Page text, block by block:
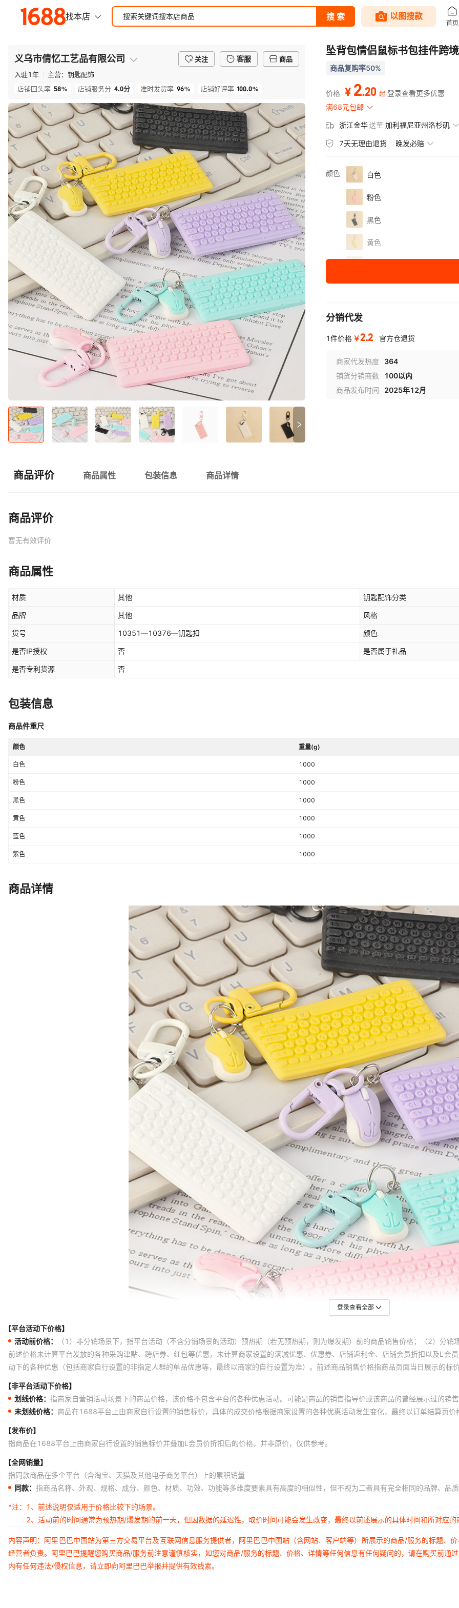
义乌市倩忆工艺品有限公司 关注 客服
商品
入驻1年 主营： 钥匙配饰
店铺回头率 58% 店铺服务分 4.0分 准时发货率 96% 店铺好评率 100.0%
坠背包情侣鼠标书包挂件跨
商品复购率50%
价格 ¥ 2.20 起 登录查看更多优惠
满68元包邮
浙江金华送至 加利福尼亚州洛杉矶
7天无理由退货 晚发必赔
颜色 白色
粉色
黑色
黄色
分销代发
1件价格 ￥2.2 官方仓退货
商家代发热度
364
铺货分销商数
100以内
商品发布时间
2025年12月
商品评价 商品属性 包装信息 商品详情
商品评价
暂无有效评价
商品属性
材质 其他 钥匙配饰分类
品牌 其他 风格
货号 10351—10376—钥匙扣 颜色
是否IP授权 否 是否属于礼品
是否专利货源 否
包装信息
商品件重尺
颜色 重量(g)
白色 1000
粉色 1000
黑色 1000
黄色 1000
蓝色 1000
紫色 1000
商品详情
登录查看全部
【平台活动下价格】
活动前价格：
（1）非分销场景下，指平台活动（不含分销场景的活动）预热期（若无预热期，则为爆发期）前的商品销售价格；（2）分
前述价格未计算平台发放的各种采购津贴、跨店券、红包等优惠，未计算商家设置的满减优惠、优惠券、店铺返利金、店铺会员折扣以及L会
动下的各种优惠（包括商家自行设置的非指定人群的单品优惠等，最终以商家的自行设置为准）。前述商品销售价格指商品页面当日展示的
【非平台活动下价格】
划线价格： 指商家自营销活动场景下的商品价格，该价格不包含平台的各种优惠活动。可能是商品的销售指导价或该商品的曾经展示过的销
未划线价格： 商品在1688平台上由商家自行设置的销售标价，具体的成交价格根据商家设置的各种优惠活动发生变化，最终以订单结算页价
【发布价】
指商品在1688平台上由商家自行设置的销售标价并叠加L会员价折扣后的价格，并非原价，仅供参考。
【全网销量】
指同款商品在多个平台（含淘宝、天猫及其他电子商务平台）上的累积销量
同款： 指商品名称、外观、规格、成分、颜色、材质、功效、功能等多维度要素具有高度的相似性，但不视为二者具有完全相同的品牌、品
*注：
1、前述说明仅适用于价格比较下的场景。
2、活动前的时间通常为预热期/爆发期的前一天，但因数据的延迟性，取价时间可能会发生改变，最终以前述展示的具体时间和所对应的
内容声明：阿里巴巴中国站为第三方交易平台及互联网信息服务提供者，阿里巴巴中国站（含网站、客户端等）所展示的商品/服务的标题、
经营者负责。阿里巴巴提醒您购买商品/服务前注意谨慎核实，如您对商品/服务的标题、价格、详情等任何信息有任何疑问的，请在购买前通
内有任何违法/侵权信息，请立即向阿里巴巴举报并提供有效线索。